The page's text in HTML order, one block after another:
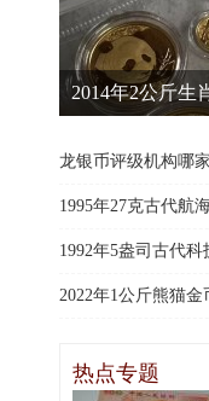
2014年2公斤生
龙银币评级机构哪
1995年27克古代航
购渠道
1992年5盎司古代
及收购渠道
2022年1公斤熊猫
热点专题